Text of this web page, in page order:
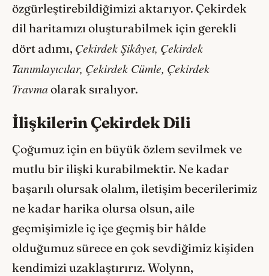
özgürleştirebildiğimizi aktarıyor. Çekirdek
dil haritamızı oluşturabilmek için gerekli
dört adımı, Çekirdek Şikâyet, Çekirdek
Tanımlayıcılar, Çekirdek Cümle, Çekirdek
Travma olarak sıralıyor.
İlişkilerin Çekirdek Dili
Çoğumuz için en büyük özlem sevilmek ve
mutlu bir ilişki kurabilmektir. Ne kadar
başarılı olursak olalım, iletişim becerilerimiz
ne kadar harika olursa olsun, aile
geçmişimizle iç içe geçmiş bir hâlde
olduğumuz sürece en çok sevdiğimiz kişiden
kendimizi uzaklaştırırız. Wolynn,